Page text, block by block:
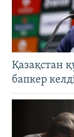
Қазақстан
бапкер